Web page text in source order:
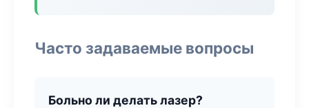
Часто задаваемые вопросы
Больно ли делать лазер?